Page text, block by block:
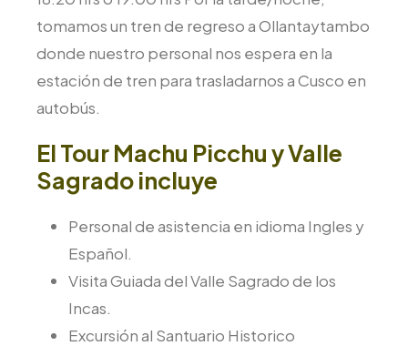
tomamos un tren de regreso a Ollantaytambo
donde nuestro personal nos espera en la
estación de tren para trasladarnos a Cusco en
autobús.
El Tour Machu Picchu y Valle
Sagrado incluye
Personal de asistencia en idioma Ingles y
Español.
Visita Guiada del Valle Sagrado de los
Incas.
Excursión al Santuario Historico